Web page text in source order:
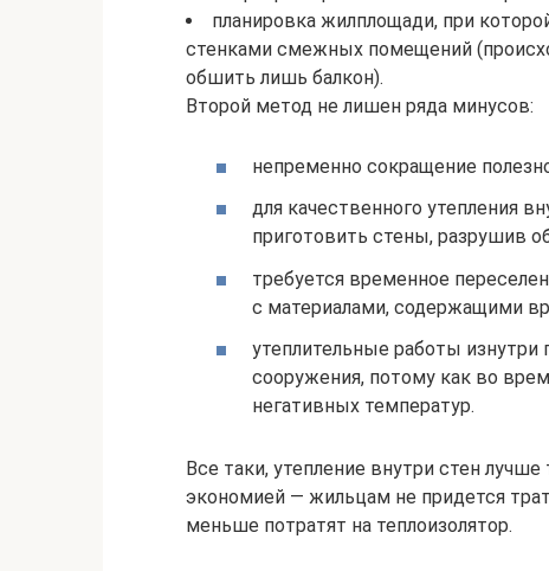
планировка жилплощади, при
стенками смежных помещений
обшить лишь балкон).
Второй метод не лишен ряда минусов:
непременно сокращение
для качественного утепления
приготовить стены, разрушив
требуется временное
с материалами, содержащими
утеплительные работы
сооружения, потому как во
негативных температур.
Все таки, утепление внутри стен
экономией — жильцам не придется
меньше потратят на теплоизолятор.